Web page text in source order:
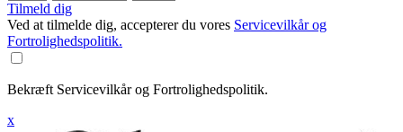
Tilmeld dig
Ved at tilmelde dig, accepterer du vores Servicevilkår og
Fortrolighedspolitik.
Bekræft Servicevilkår og Fortrolighedspolitik.
x